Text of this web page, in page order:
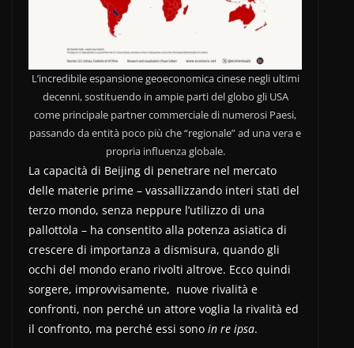
L’incredibile espansione geoeconomica cinese negli ultimi
decenni, sostituendo in ampie parti del globo gli USA
come principale partner commerciale di numerosi Paesi,
passando da entità poco più che “regionale” ad una vera e
propria influenza globale.
La capacità di Beijing di penetrare nel mercato
delle materie prime – vassallizzando interi stati del
terzo mondo, senza neppure l’utilizzo di una
pallottola – ha consentito alla potenza asiatica di
crescere di importanza a dismisura, quando gli
occhi del mondo erano rivolti altrove. Ecco quindi
sorgere, improvvisamente, nuove rivalità e
confronti, non perché un attore voglia la rivalità ed
il confronto, ma perché essi sono in re ipsa.